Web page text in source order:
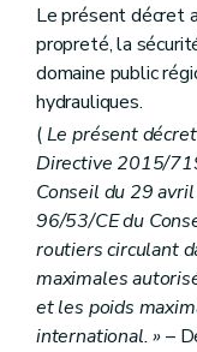
Art.9
Art.9
Sous-
Art.9
Art.
Section3
Art.9
Chapitre VII
Art. 10
Art. 11
Art. 12
Art. 13
Art. 14
Art. 15
Le présent décret
propreté, la
domaine public
hydrauliques.
(Le présent
Directive 2015/
Conseil du 29
96/53/CE du
routiers circulant
maximales
et les poids
international. »–